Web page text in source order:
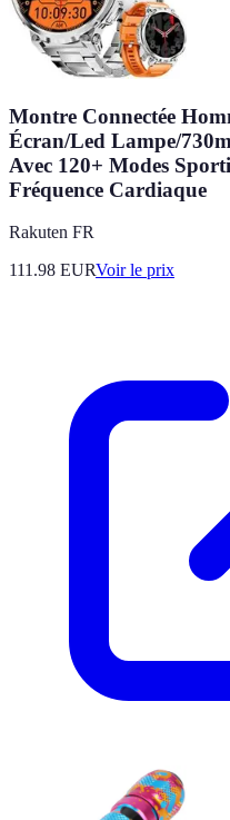
Montre Connectée
Écran/Led Lampe/
Avec 120+ Modes
Fréquence Cardiaque
Rakuten FR
111.98 EURVoir le prix